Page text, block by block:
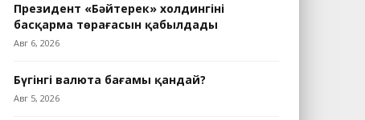
Президент «Бәйтерек» холдингінің
басқарма төрағасын қабылдады
Авг 6, 2026
Бүгінгі валюта бағамы қандай?
Авг 5, 2026